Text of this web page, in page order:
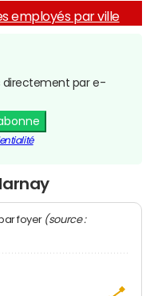
employés par ville
directement par e-
foyer (source :